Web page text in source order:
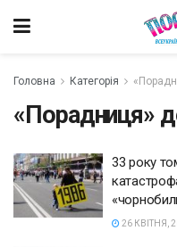
Головна Категорія
«Порадниця»
33 року
26 КВІТНЯ,